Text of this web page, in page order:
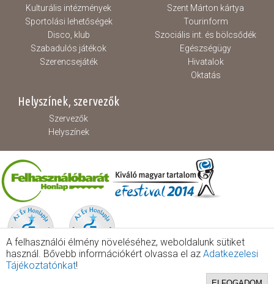
Kulturális intézmények
Sportolási lehetőségek
Disco, klub
Szabadulós játékok
Szerencsejáték
Szent Márton kártya
Tourinform
Szociális int. és bölcsődék
Egészségügy
Hivatalok
Oktatás
Helyszínek, szervezők
Szervezők
Helyszínek
A felhasználói élmény növeléséhez, weboldalunk sütiket
használ. Bővebb információkért olvassa el az Adatkezelesi
Tájékoztatónkat!